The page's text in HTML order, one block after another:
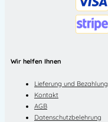
Wir helfen Ihnen
Lieferung und Bezahlung
Kontakt
AGB
Datenschutzbelehrung